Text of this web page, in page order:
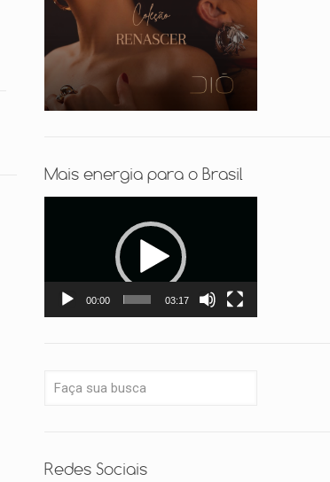
Mais energia para o Brasil
00:00 03:17
Redes Sociais